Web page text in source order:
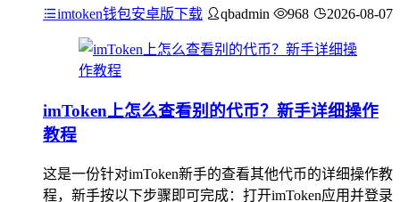
imtoken钱包安卓版下载 qbadmin 968 2026-08-07
imToken上怎么查看别的代币？新手详细操作
教程
这是一份针对imToken新手的查看其他代币的详细操作教
程，新手按以下步骤即可完成：打开imToken应用并登录